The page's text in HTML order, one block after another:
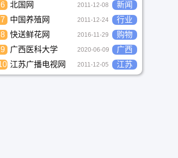
6
北国网 2011-12-08
新闻
7
中国养殖网 2011-12-24
行业
8
快送鲜花网 2016-11-29
购物
9
广西医科大学 2020-06-09
广西
江苏广播电视网 2011-12-05 江苏